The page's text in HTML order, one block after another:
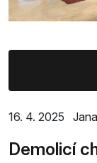
16. 4. 2025
Demolicí